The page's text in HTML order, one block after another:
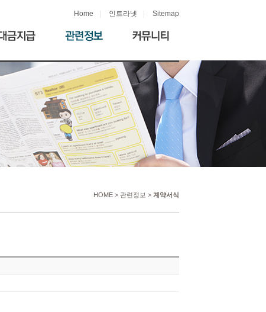
Home 인트라넷 Sitemap
HOME > 관련정보 > 계약서식